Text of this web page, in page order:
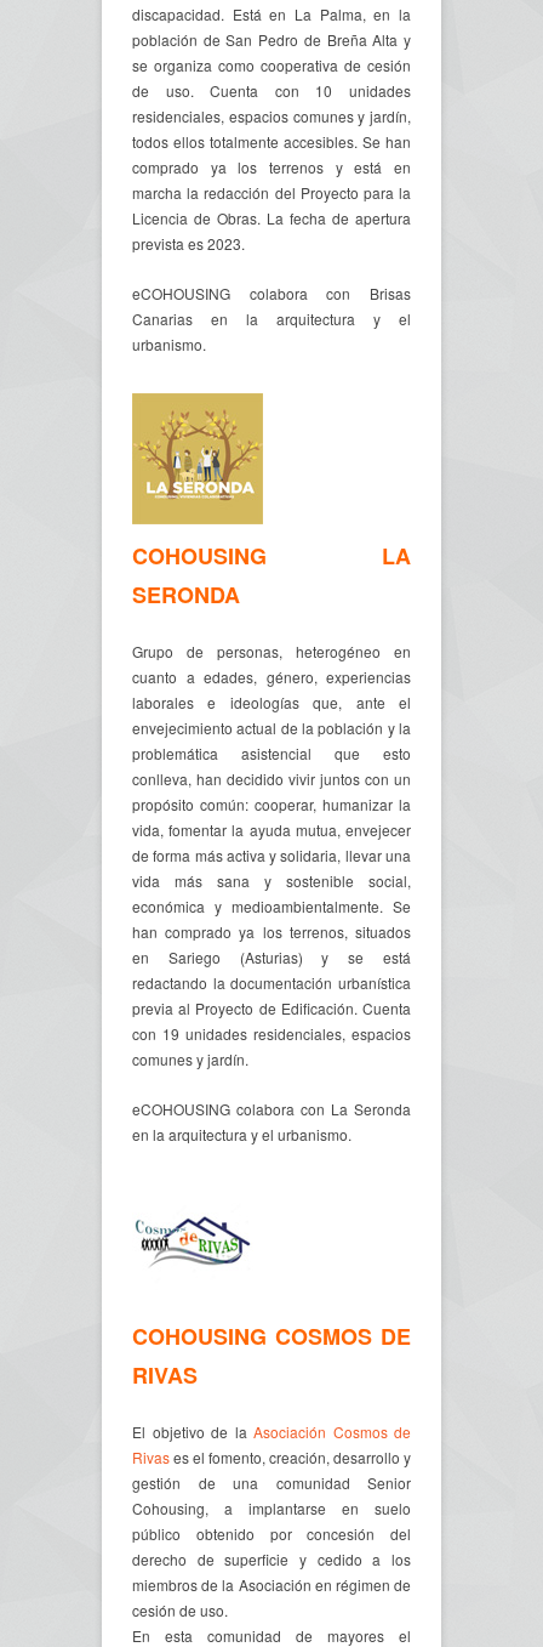
discapacidad. Está en La Palma, en la
población de San Pedro de Breña Alta y
se organiza como cooperativa de cesión
de uso. Cuenta con 10 unidades
residenciales, espacios comunes y jardín,
todos ellos totalmente accesibles. Se han
comprado ya los terrenos y está en
marcha la redacción del Proyecto para la
Licencia de Obras. La fecha de apertura
prevista es 2023.
eCOHOUSING colabora con Brisas
Canarias en la arquitectura y el
urbanismo.
COHOUSING LA
SERONDA
Grupo de personas, heterogéneo en
cuanto a edades, género, experiencias
laborales e ideologías que, ante el
envejecimiento actual de la población y la
problemática asistencial que esto
conlleva, han decidido vivir juntos con un
propósito común: cooperar, humanizar la
vida, fomentar la ayuda mutua, envejecer
de forma más activa y solidaria, llevar una
vida más sana y sostenible social,
económica y medioambientalmente. Se
han comprado ya los terrenos, situados
en Sariego (Asturias) y se está
redactando la documentación urbanística
previa al Proyecto de Edificación. Cuenta
con 19 unidades residenciales, espacios
comunes y jardín.
eCOHOUSING colabora con La Seronda
en la arquitectura y el urbanismo.
COHOUSING COSMOS DE
RIVAS
El objetivo de la Asociación Cosmos de
Rivases el fomento, creación, desarrollo y
gestión de una comunidad Senior
Cohousing, a implantarse en suelo
público obtenido por concesión del
derecho de superficie y cedido a los
miembros de la Asociación en régimen de
cesión de uso.
En esta comunidad de mayores el